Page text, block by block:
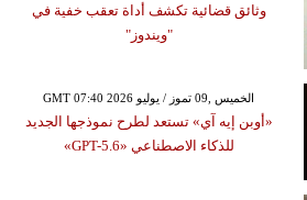
وثائق قضائية تكشف أداة تعقب خفية في
"ويندوز"
GMT 07:40 2026 الخميس ,09 تموز / يوليو
«أوبن إيه آي» تستعد لطرح نموذجها الجديد
للذكاء الاصطناعي «GPT-5.6»